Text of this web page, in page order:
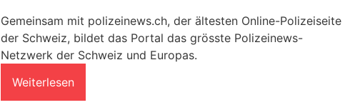
Gemeinsam mit polizeinews.ch, der ältesten Online-Polizeiseite
der Schweiz, bildet das Portal das grösste Polizeinews-
Netzwerk der Schweiz und Europas.
Weiterlesen